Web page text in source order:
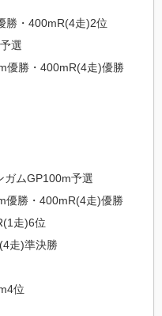
勝・400mR(4走)2位
選
優勝・400mR(4走)優勝
ガムGP100m予選
優勝・400mR(4走)優勝
走)6位
走)準決勝
位